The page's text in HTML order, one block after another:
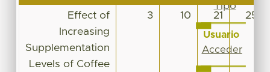
Effect of
Increasing
Supplementation
Levels of Coffee
3 10 21 25
Tipo
Usuario
Acceder